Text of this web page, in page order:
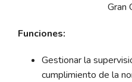
Gran
Funciones:
Gestionar la
cumplimiento de la